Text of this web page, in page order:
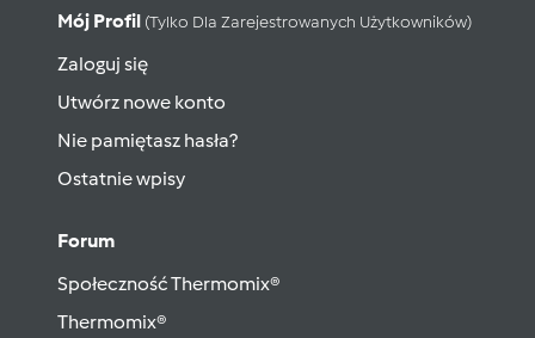
Mój Profil (tylko Dla Zarejestrowanych Użytkowników)
Zaloguj się
Utwórz nowe konto
Nie pamiętasz hasła?
Ostatnie wpisy
Forum
Społeczność Thermomix®
Thermomix®